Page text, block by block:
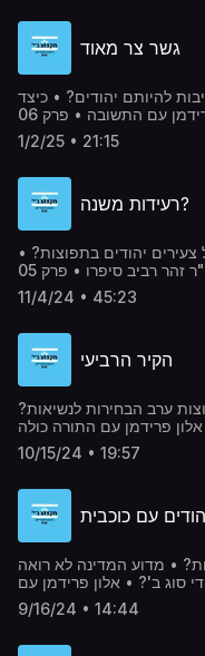
גשר צר מאוד
להיותם יהודים? • כיצד
עם התשובה • פרק 06
1/2/25 • 21:15
רעידות משנה?
יהודים בתפוצות? •
זהר רביב סיפרו • פרק 05
11/4/24 • 45:23
הקיר הרביעי
ערב הבחירות לנשיאות?
פרידמן עם התורה כולה
• פרק 04
10/15/24 • 19:57
עם כוכבית
• מדוע המדינה לא רואה
סוג ב'? • אלון פרידמן עם
התשובות • פרק 03
9/16/24 • 14:44